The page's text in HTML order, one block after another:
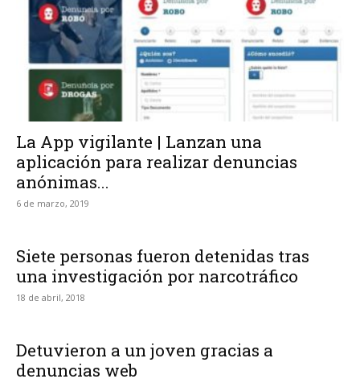
La App vigilante | Lanzan una
aplicación para realizar denuncias
anónimas...
6 de marzo, 2019
Siete personas fueron detenidas tras
una investigación por narcotráfico
18 de abril, 2018
Detuvieron a un joven gracias a
denuncias web